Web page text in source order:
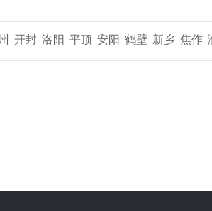
开封 洛阳 平顶 安阳 鹤壁 新乡 焦作